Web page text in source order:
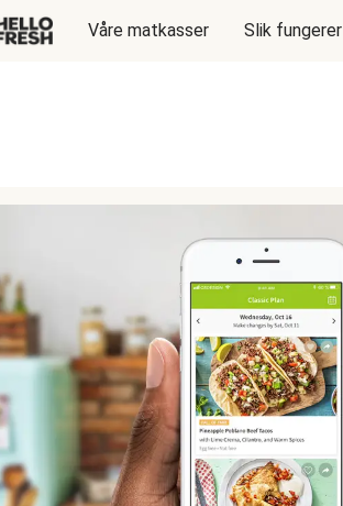
Våre matkasser Slik